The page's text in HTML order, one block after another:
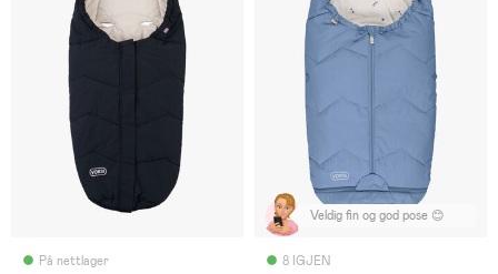
På nettlager 8 IGJEN
Veldig fin og god pose 😊